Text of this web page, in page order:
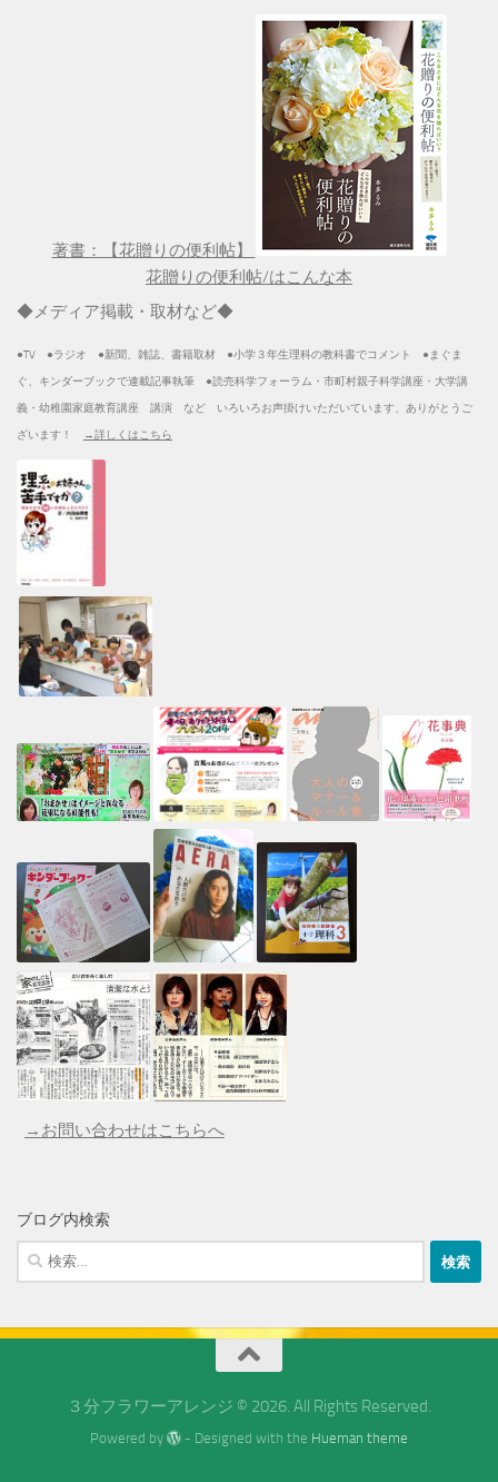
著書：【花贈りの便利帖】
花贈りの便利帖/はこんな本
◆メディア掲載・取材など◆
●TV ●ラジオ ●新聞、雑誌、書籍取材 ●小学３年生理科の教科書でコメント ●まぐま
ぐ、キンダーブックで連載記事執筆 ●読売科学フォーラム・市町村親子科学講座・大学講
義・幼稚園家庭教育講座 講演 など いろいろお声掛けいただいています、ありがとうご
ざいます！
→詳しくはこちら
→お問い合わせはこちらへ
ブログ内検索
検
索:
３分フラワーアレンジ © 2026. All Rights Reserved.
Powered by - Designed with the Hueman theme